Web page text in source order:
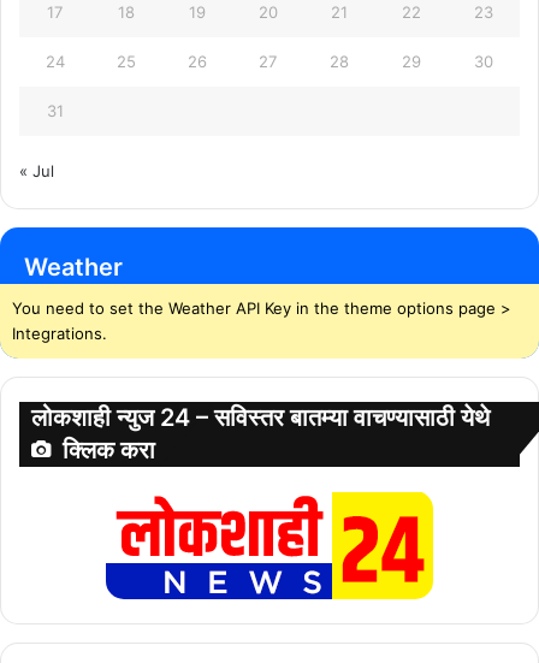
17 18 19 20 21 22 23
24 25 26 27 28 29 30
31
« Jul
Weather
You need to set the Weather API Key in the theme options page >
Integrations.
लोकशाही न्युज 24 – सविस्तर बातम्या वाचण्यासाठी येथे
क्लिक करा